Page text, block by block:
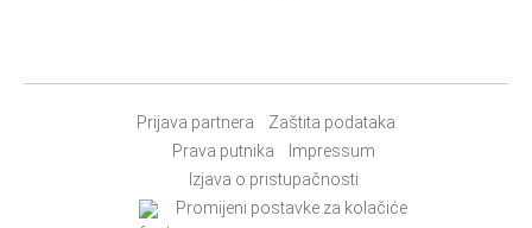
Prijava partnera
Zaštita podataka
Prava putnika
Impressum
Izjava o pristupačnosti
Promijeni postavke za kolačiće